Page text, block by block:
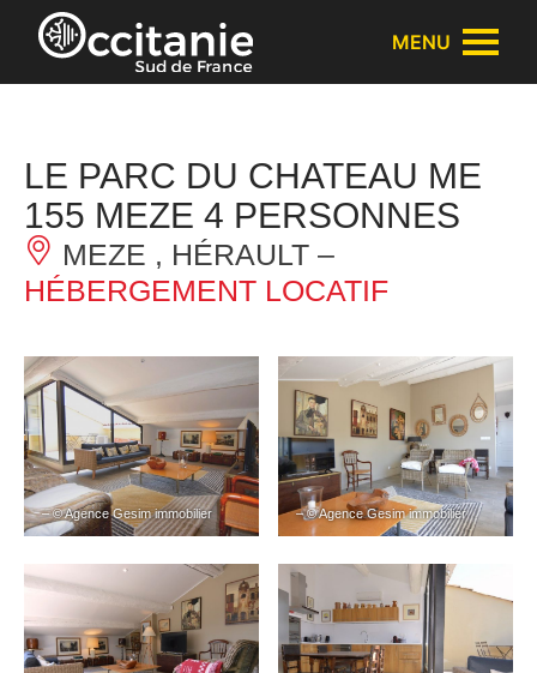
Panneau de gestion des cookies
MENU
LE PARC DU CHATEAU ME
155 MEZE 4 PERSONNES
MEZE , HÉRAULT –
HÉBERGEMENT LOCATIF
– © Agence Gesim immobilier – © Agence Gesim immobilier